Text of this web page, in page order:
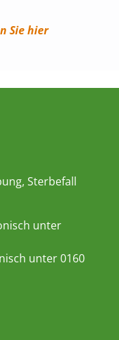
Sie hier
Sterbefall
unter
unter 0160